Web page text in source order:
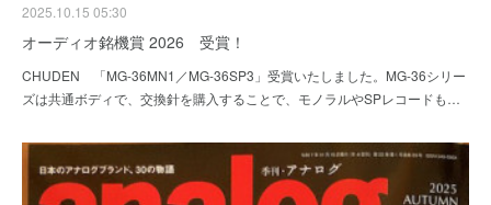
2025.10.15 05:30
オーディオ銘機賞 2026 受賞！
CHUDEN 「MG-36MN1／MG-36SP3」受賞いたしました。MG-36シリー
ズは共通ボディで、交換針を購入することで、モノラルやSPレコードも…